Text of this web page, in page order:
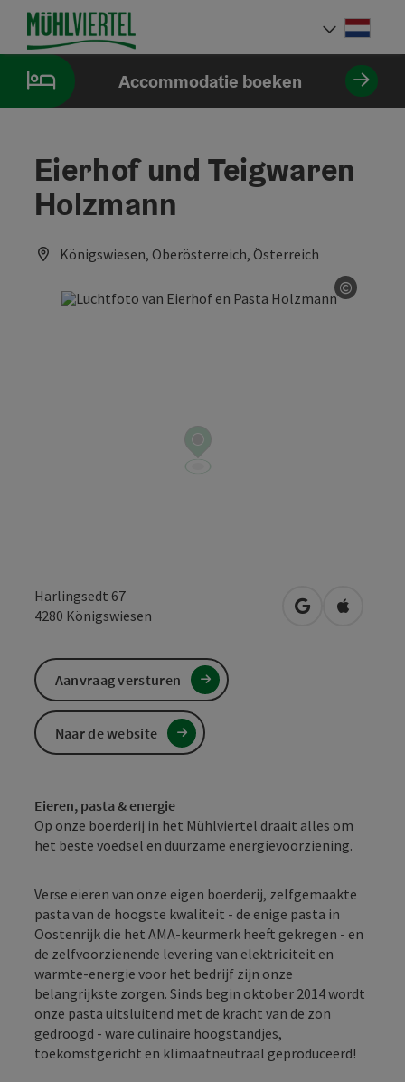
InhoudAccesskey
[0]
NavigatieAccesskey
[1]
PaginabeginAccesskey
[2]
Accommodatie boeken
Eierhof und Teigwaren
Holzmann
Königswiesen, Oberösterreich, Österreich
©
Harlingsedt 67
4280 Königswiesen Openen inOpenen
Eieren, pasta & energie
Op onze boerderij in het Mühlviertel draait alles om
het beste voedsel en duurzame energievoorziening.
Verse eieren van onze eigen boerderij, zelfgemaakte
pasta van de hoogste kwaliteit - de enige pasta in
Oostenrijk die het AMA-keurmerk heeft gekregen - en
de zelfvoorzienende levering van elektriciteit en
warmte-energie voor het bedrijf zijn onze
belangrijkste zorgen. Sinds begin oktober 2014 wordt
onze pasta uitsluitend met de kracht van de zon
gedroogd - ware culinaire hoogstandjes,
toekomstgericht en klimaatneutraal geproduceerd!
Aanvraag versturen
Naar de website